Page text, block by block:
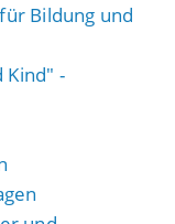
Bildung und
Kind" -